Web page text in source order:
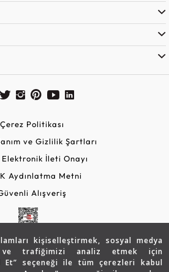
kişiselleştirmek, sosyal medya
ve trafiğimizi analiz etmek için
Et” seçeneği ile tüm çerezleri kabul
Çerez Politikası
ve Gizlilik Şartları
İleti Onayı
Aydınlatma Metni
Alışveriş